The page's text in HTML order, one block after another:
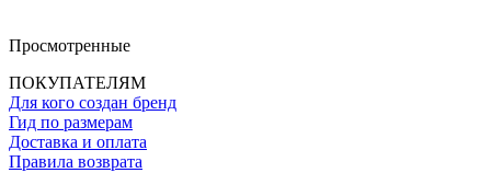
Просмотренные
ПОКУПАТЕЛЯМ
Для кого создан бренд
Гид по размерам
Доставка и оплата
Правила возврата